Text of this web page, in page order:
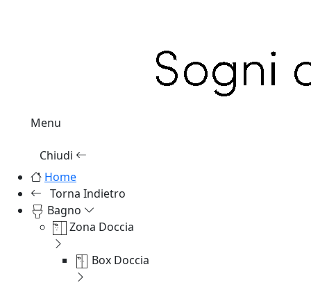
Menu
Chiudi
Home
Torna Indietro
Bagno
Zona Doccia
Box Doccia